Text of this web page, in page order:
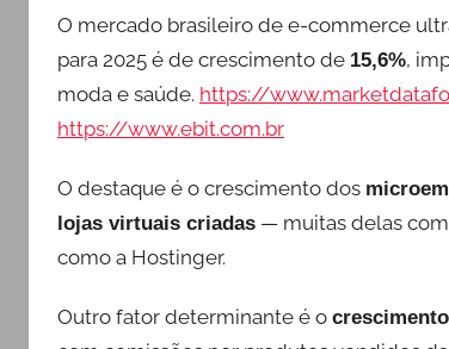
O mercado brasileiro de e-commerce
para 2025 é de crescimento de 15,6%,
moda e saúde. https://
https://www.ebit.com.br
O destaque é o crescimento dos
lojas virtuais criadas — muitas delas
como a Hostinger.
Outro fator determinante é o